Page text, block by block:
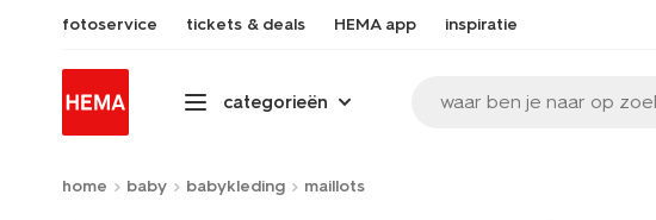
fotoservice tickets & deals HEMA app inspiratie
categorieën waar ben je naar op
home baby babykleding maillots